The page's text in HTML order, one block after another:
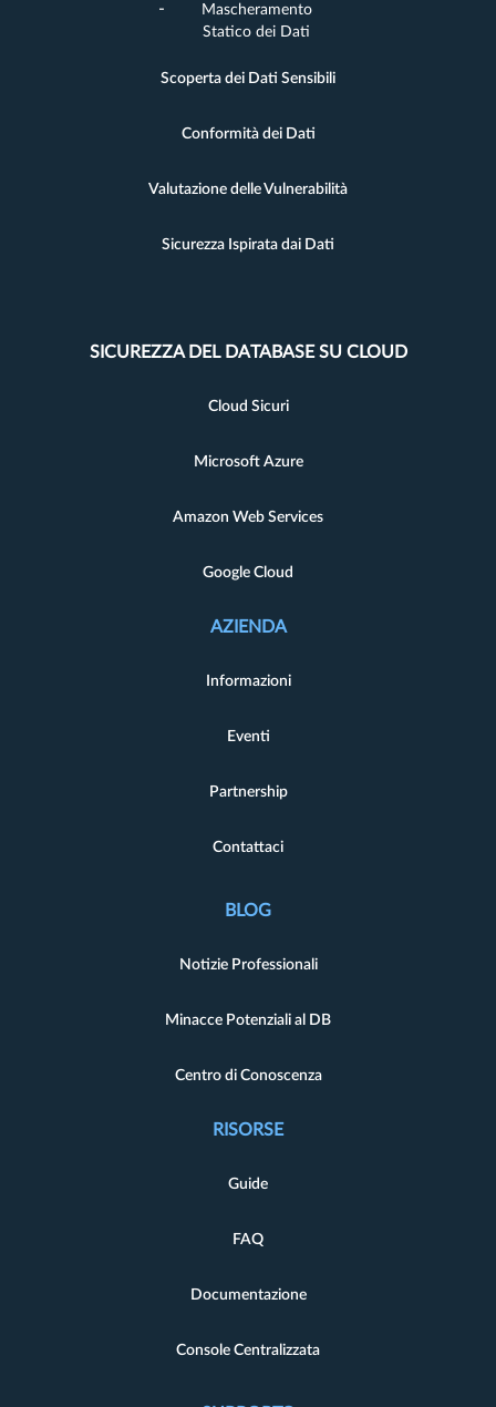
Mascheramento
Statico dei Dati
Scoperta dei Dati Sensibili
Conformità dei Dati
Valutazione delle Vulnerabilità
Sicurezza Ispirata dai Dati
SICUREZZA DEL DATABASE SU CLOUD
Cloud Sicuri
Microsoft Azure
Amazon Web Services
Google Cloud
AZIENDA
Informazioni
Eventi
Partnership
Contattaci
BLOG
Notizie Professionali
Minacce Potenziali al DB
Centro di Conoscenza
RISORSE
Guide
FAQ
Documentazione
Console Centralizzata